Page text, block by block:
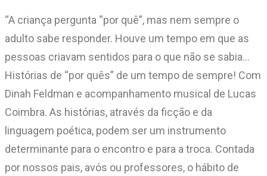
“A criança pergunta “por quê”, mas nem sempre o
adulto sabe responder. Houve um tempo em que as
pessoas criavam sentidos para o que não se sabia…
Histórias de “por quês” de um tempo de sempre! Com
Dinah Feldman e acompanhamento musical de Lucas
Coimbra. As histórias, através da ficção e da
linguagem poética, podem ser um instrumento
determinante para o encontro e para a troca. Contada
por nossos pais, avós ou professores, o hábito de